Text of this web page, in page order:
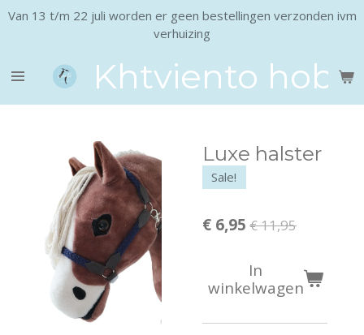
Ga
de
hoofdinhoud
Khtviento
Van 13 t/m 22 juli worden er geen bestellingen verzonden ivm
verhuizing
Luxe halster
Sale!
€ 6,95 € 11,95
In
winkelwagen